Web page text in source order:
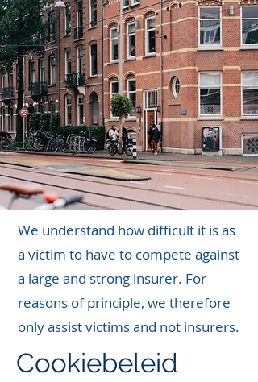
We understand how difficult it is as
a victim to have to compete against
a large and strong insurer. For
reasons of principle, we therefore
only assist victims and not insurers.
Cookiebeleid